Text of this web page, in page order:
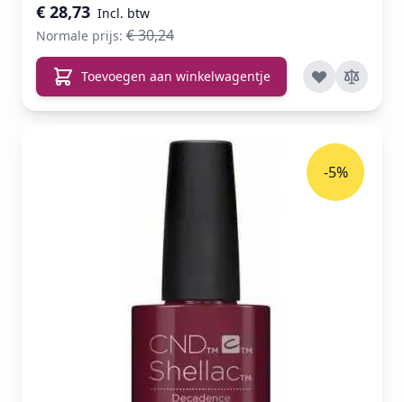
€ 28,73
Normale prijs: € 30,24
Toevoegen aan winkelwagentje
-5%